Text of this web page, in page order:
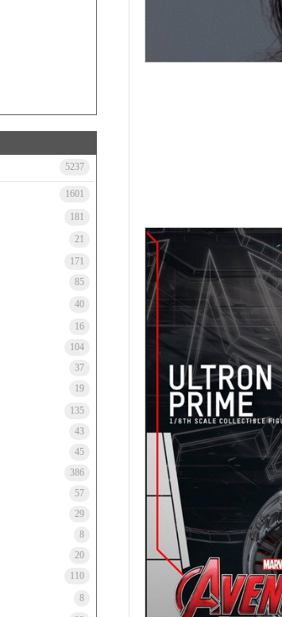
5237
1601
181
21
171
85
40
16
104
37
19
135
43
45
386
57
29
8
20
110
8